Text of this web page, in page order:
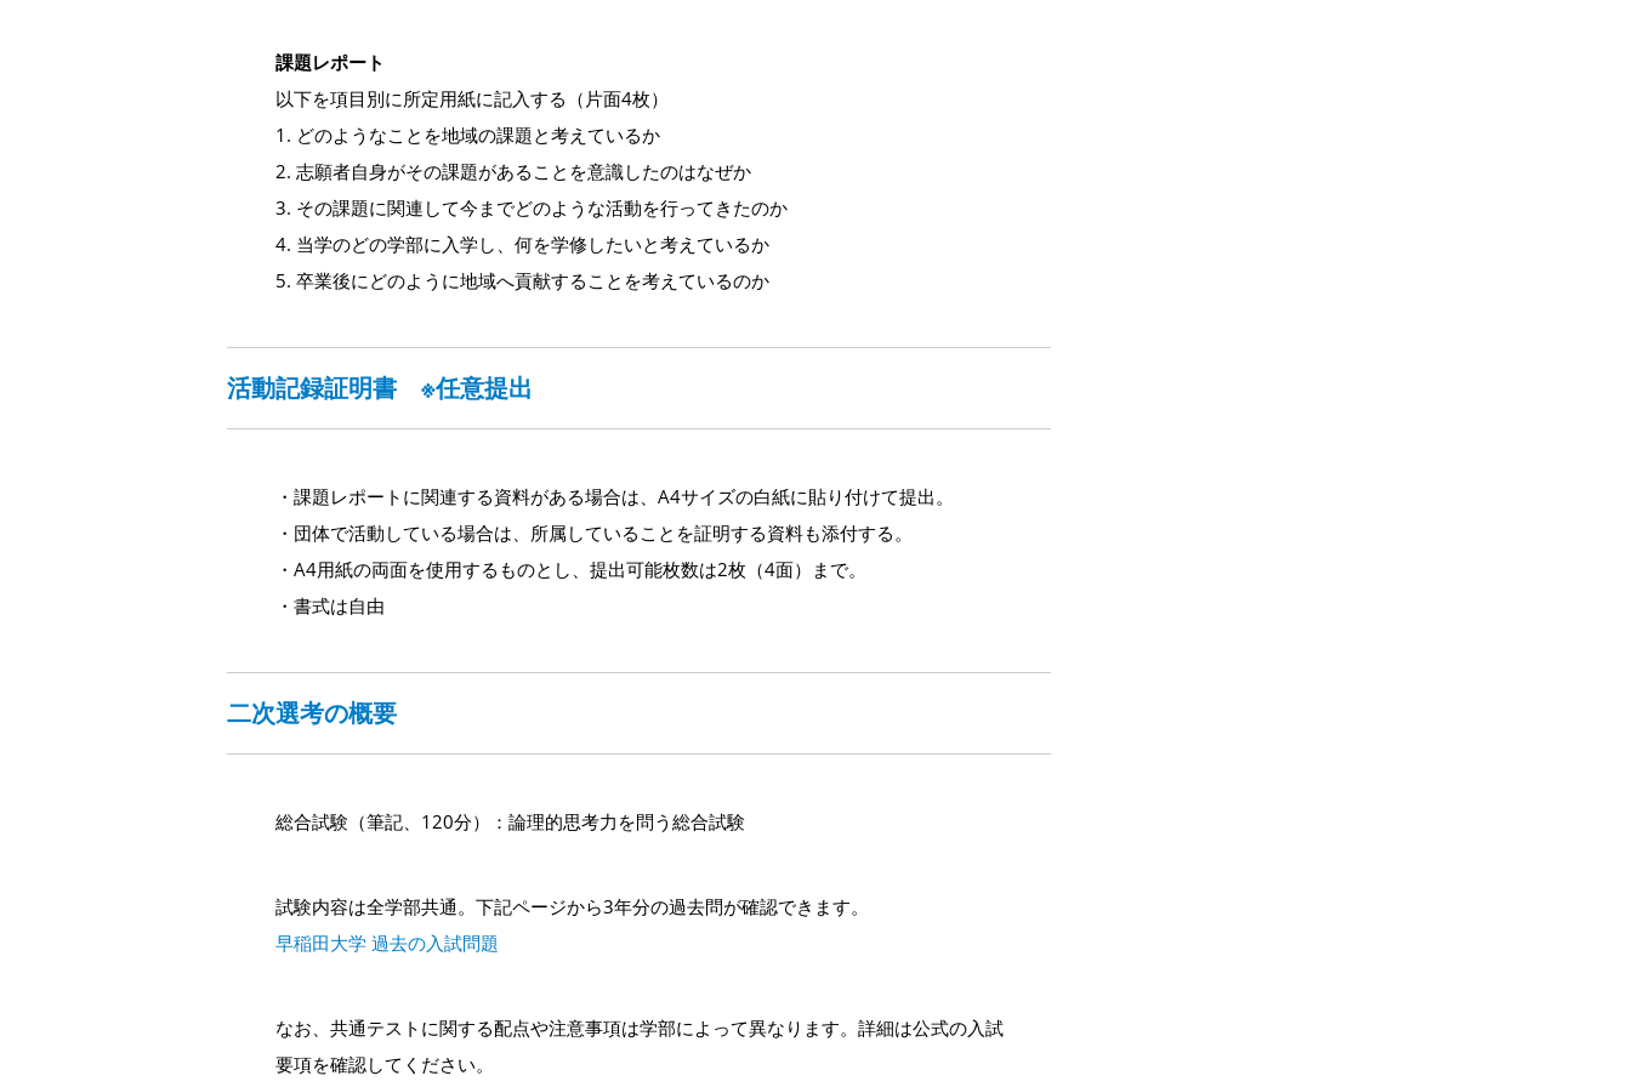
課題レポート
以下を項目別に所定用紙に記入する（片面4枚）
1. どのようなことを地域の課題と考えているか
2. 志願者自身がその課題があることを意識したのはなぜか
3. その課題に関連して今までどのような活動を行ってきたのか
4. 当学のどの学部に入学し、何を学修したいと考えているか
5. 卒業後にどのように地域へ貢献することを考えているのか
活動記録証明書 ※任意提出
・課題レポートに関連する資料がある場合は、A4サイズの白紙に貼り付けて提出。
・団体で活動している場合は、所属していることを証明する資料も添付する。
・A4用紙の両面を使用するものとし、提出可能枚数は2枚（4面）まで。
・書式は自由
二次選考の概要
総合試験（筆記、120分）：論理的思考力を問う総合試験
試験内容は全学部共通。下記ページから3年分の過去問が確認できます。
早稲田大学 過去の入試問題
なお、共通テストに関する配点や注意事項は学部によって異なります。詳細は公式の入試
要項を確認してください。